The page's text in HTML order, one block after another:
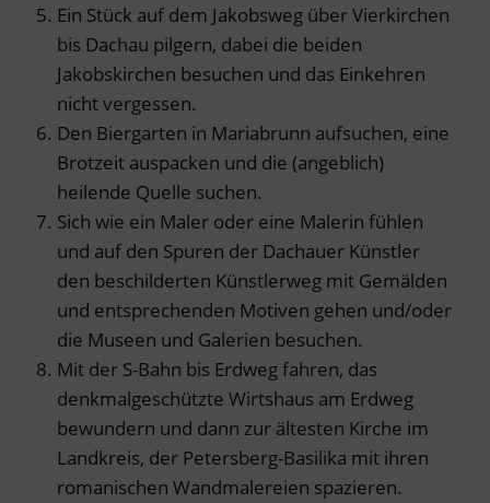
Ein Stück auf dem Jakobsweg über Vierkirchen
bis Dachau pilgern, dabei die beiden
Jakobskirchen besuchen und das Einkehren
nicht vergessen.
Den Biergarten in Mariabrunn aufsuchen, eine
Brotzeit auspacken und die (angeblich)
heilende Quelle suchen.
Sich wie ein Maler oder eine Malerin fühlen
und auf den Spuren der Dachauer Künstler
den beschilderten Künstlerweg mit Gemälden
und entsprechenden Motiven gehen und/oder
die Museen und Galerien besuchen.
Mit der S-Bahn bis Erdweg fahren, das
denkmalgeschützte Wirtshaus am Erdweg
bewundern und dann zur ältesten Kirche im
Landkreis, der Petersberg-Basilika mit ihren
romanischen Wandmalereien spazieren.